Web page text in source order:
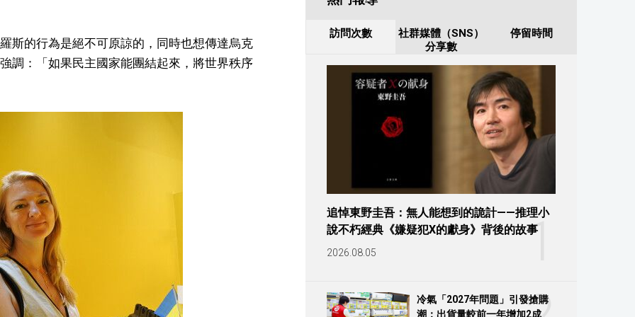
斯的行為是絕不可原諒的，同時也想傳達烏克
調：「如果民主國家能團結起來，將世界秩序
訪問次數
社群媒體（SNS）
分享數
停留時間
1
追悼東野圭吾：無人能想到的詭計——推理小
說不朽經典《嫌疑犯X的獻身》背後的故事
2026.08.05
冷氣「2027年問題」引發搶購
潮：出貨量較前一年增加2成